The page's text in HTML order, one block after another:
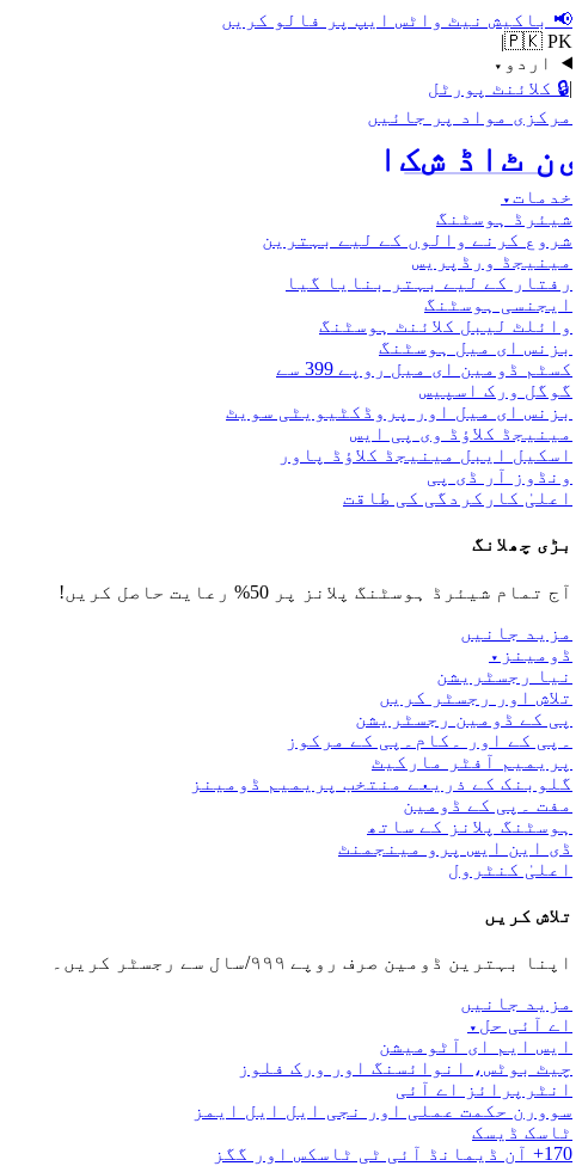
📢 باکیش نیٹ واٹس ایپ پر فالو کریں
🇵🇰 PK
|
اردو ▾
|
🔒 کلائنٹ پورٹل
مرکزی مواد پر جائیں
ڈاٹ نیٹ
خدمات▾
شیئرڈ ہوسٹنگ
شروع کرنے والوں کے لیے بہترین
مینیجڈ ورڈپریس
رفتار کے لیے بہتر بنایا گیا
ایجنسی ہوسٹنگ
وائلٹ لیبل کلائنٹ ہوسٹنگ
بزنس ای میل ہوسٹنگ
کسٹم ڈومین ای میل روپے 399 سے
گوگل ورک اسپیس
بزنس ای میل اور پروڈکٹیویٹی سویٹ
مینیجڈ کلاؤڈ وی پی ایس
اسکیل ایبل مینیجڈ کلاؤڈ پاور
ونڈوز آر ڈی پی
اعلیٰ کارکردگی کی طاقت
بڑی چھلانگ
آج تمام شیئرڈ ہوسٹنگ پلانز پر 50% رعایت حاصل کریں!
مزید جانیں
ڈومینز ▾
نیا رجسٹریشن
تلاش اور رجسٹر کریں
پی کے ڈومین رجسٹریشن
۔پی کے اور ۔کام۔پی کے مرکوز
پریمیم آفٹر مارکیٹ
گلوبنک کے ذریعے منتخب پریمیم ڈومینز
مفت ۔پی کے ڈومین
ہوسٹنگ پلانز کے ساتھ
ڈی این ایس پرو مینجمنٹ
اعلیٰ کنٹرول
تلاش کریں
اپنا بہترین ڈومین صرف روپے ۹۹۹/سال سے رجسٹر کریں۔
مزید جانیں
اے آئی حل ▾
ایس ایم ای آٹومیشن
چیٹ بوٹس، انوائسنگ اور ورک فلوز
انٹرپرائز اے آئی
سوورن حکمت عملی اور نجی ایل ایل ایمز
ٹاسک ڈیسک
170+ آن ڈیمانڈ آئی ٹی ٹاسکس اور گگز